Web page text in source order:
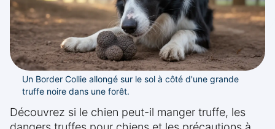
Un Border Collie allongé sur le sol à côté d'une grande
truffe noire dans une forêt.
Découvrez si le chien peut-il manger truffe, les